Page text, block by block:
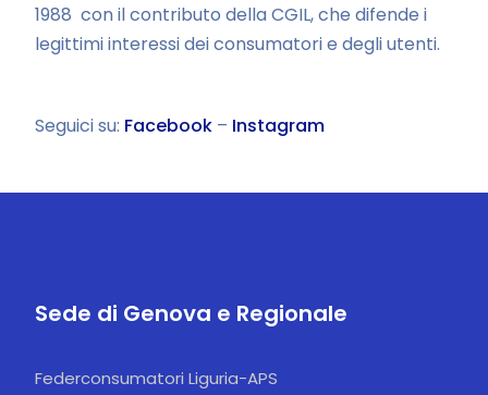
1988 con il contributo della CGIL, che difende i
legittimi interessi dei consumatori e degli utenti.
Seguici su: Facebook – Instagram
Sede di Genova e Regionale
Federconsumatori Liguria-APS